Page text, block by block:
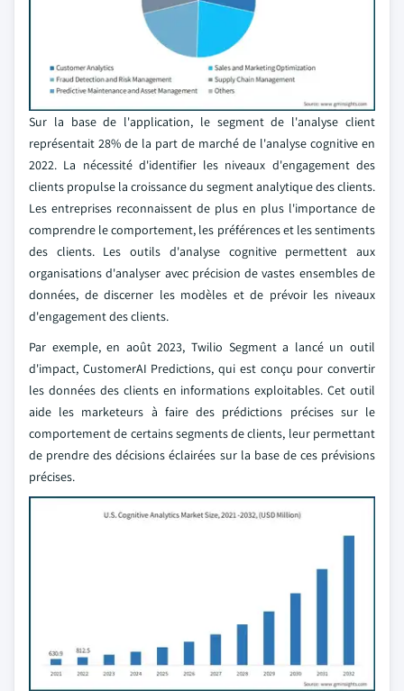
Sur la base de l'application, le segment de l'analyse client
représentait 28% de la part de marché de l'analyse cognitive en
2022. La nécessité d'identifier les niveaux d'engagement des
clients propulse la croissance du segment analytique des clients.
Les entreprises reconnaissent de plus en plus l'importance de
comprendre le comportement, les préférences et les sentiments
des clients. Les outils d'analyse cognitive permettent aux
organisations d'analyser avec précision de vastes ensembles de
données, de discerner les modèles et de prévoir les niveaux
d'engagement des clients.
Par exemple, en août 2023, Twilio Segment a lancé un outil
d'impact, CustomerAI Predictions, qui est conçu pour convertir
les données des clients en informations exploitables. Cet outil
aide les marketeurs à faire des prédictions précises sur le
comportement de certains segments de clients, leur permettant
de prendre des décisions éclairées sur la base de ces prévisions
précises.